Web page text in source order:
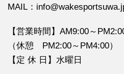
MAIL：
【営業時間】AM9:00～
（休憩 PM2:00～PM4:00）
【定 休 日】水曜日